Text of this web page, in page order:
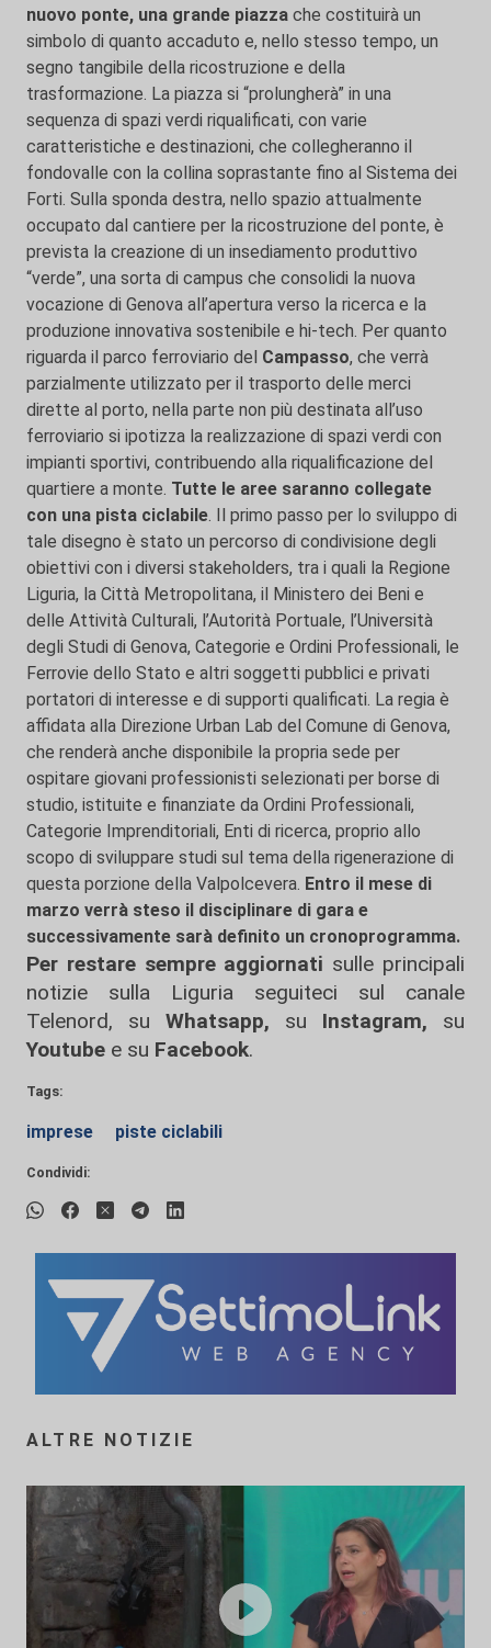
nuovo ponte, una grande piazza che costituirà un
simbolo di quanto accaduto e, nello stesso tempo, un
segno tangibile della ricostruzione e della
trasformazione. La piazza si “prolungherà” in una
sequenza di spazi verdi riqualificati, con varie
caratteristiche e destinazioni, che collegheranno il
fondovalle con la collina soprastante fino al Sistema dei
Forti. Sulla sponda destra, nello spazio attualmente
occupato dal cantiere per la ricostruzione del ponte, è
prevista la creazione di un insediamento produttivo
“verde”, una sorta di campus che consolidi la nuova
vocazione di Genova all’apertura verso la ricerca e la
produzione innovativa sostenibile e hi-tech. Per quanto
riguarda il parco ferroviario del Campasso, che verrà
parzialmente utilizzato per il trasporto delle merci
dirette al porto, nella parte non più destinata all’uso
ferroviario si ipotizza la realizzazione di spazi verdi con
impianti sportivi, contribuendo alla riqualificazione del
quartiere a monte. Tutte le aree saranno collegate
con una pista ciclabile. Il primo passo per lo sviluppo di
tale disegno è stato un percorso di condivisione degli
obiettivi con i diversi stakeholders, tra i quali la Regione
Liguria, la Città Metropolitana, il Ministero dei Beni e
delle Attività Culturali, l’Autorità Portuale, l’Università
degli Studi di Genova, Categorie e Ordini Professionali, le
Ferrovie dello Stato e altri soggetti pubblici e privati
portatori di interesse e di supporti qualificati. La regia è
affidata alla Direzione Urban Lab del Comune di Genova,
che renderà anche disponibile la propria sede per
ospitare giovani professionisti selezionati per borse di
studio, istituite e finanziate da Ordini Professionali,
Categorie Imprenditoriali, Enti di ricerca, proprio allo
scopo di sviluppare studi sul tema della rigenerazione di
questa porzione della Valpolcevera. Entro il mese di
marzo verrà steso il disciplinare di gara e
successivamente sarà definito un cronoprogramma.
Per restare sempre aggiornati sulle principali
notizie sulla Liguria seguiteci sul canale
Telenord, su
Whatsapp, su Instagram, su
Youtube e su Facebook.
Tags:
imprese piste ciclabili
Condividi:
ALTRE NOTIZIE